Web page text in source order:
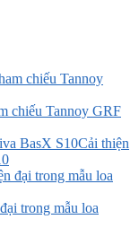
chiếu Tannoy GRF
Cải thiện
trong mẫu loa